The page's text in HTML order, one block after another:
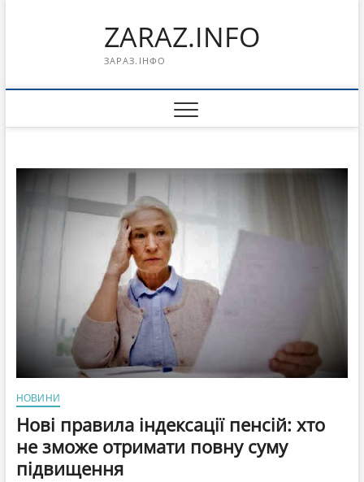
ZARAZ.INFO
ЗАРАЗ.ІНФО
НОВИНИ
Нові правила індексації пенсій: хто
не зможе отримати повну суму
підвищення